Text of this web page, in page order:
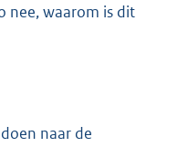
nee, waarom is dit
naar de